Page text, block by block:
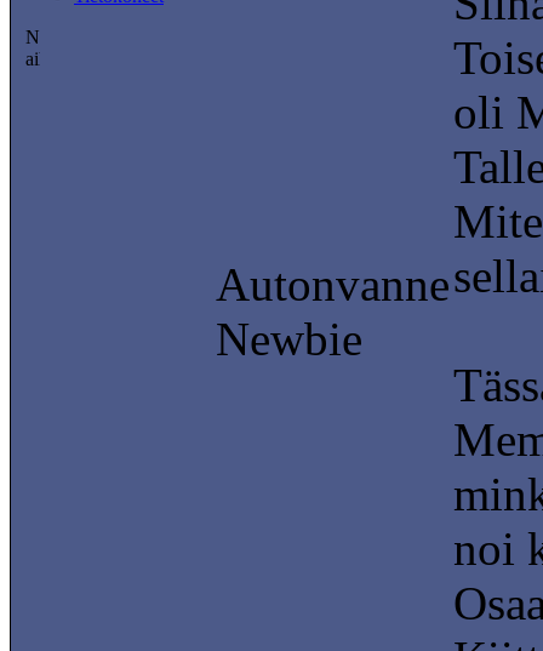
Autonvanne
Newbie
oli
noi